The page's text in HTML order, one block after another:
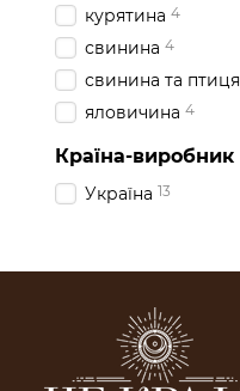
курятина 4
свинина 4
свинина та птиця
яловичина 4
Країна-виробник
Україна 13